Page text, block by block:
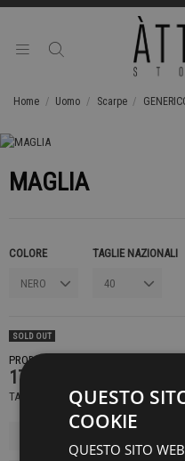
Home Uomo Scarpe
MAGLIA
COLORE TAGLIE NAZIONALI
SOLD OUT
PRODOTTO NON DISPONIBILE
179,00 €
TASSE INCLUSEQUESTO
COOKIE
QUESTO SITO